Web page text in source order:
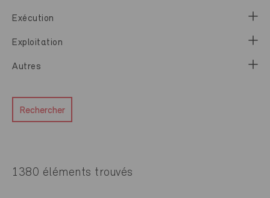
Exécution
Exploitation
Autres
Rechercher
1380 éléments trouvés